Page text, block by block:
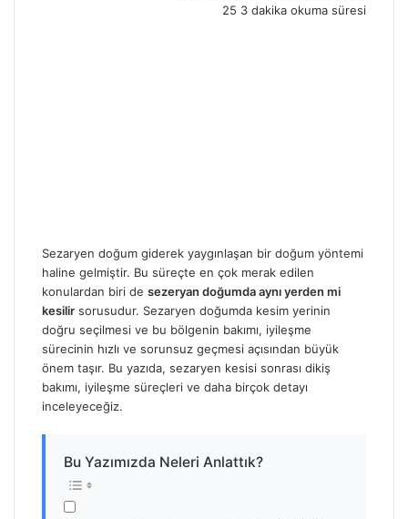
m
25 3 dakika okuma süresi
Sezaryen doğum giderek yaygınlaşan bir doğum yöntemi
haline gelmiştir. Bu süreçte en çok merak edilen
konulardan biri de sezeryan doğumda aynı yerden mi
kesilir sorusudur. Sezaryen doğumda kesim yerinin
doğru seçilmesi ve bu bölgenin bakımı, iyileşme
sürecinin hızlı ve sorunsuz geçmesi açısından büyük
önem taşır. Bu yazıda, sezaryen kesisi sonrası dikiş
bakımı, iyileşme süreçleri ve daha birçok detayı
inceleyeceğiz.
Bu Yazımızda Neleri Anlattık?